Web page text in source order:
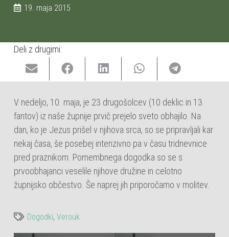
19. maja 2015
Deli z drugimi:
V nedeljo, 10. maja, je 23 drugošolcev (10 deklic in 13
fantov) iz naše župnije prvič prejelo sveto obhajilo. Na
dan, ko je Jezus prišel v njihova srca, so se pripravljali kar
nekaj časa, še posebej intenzivno pa v času tridnevnice
pred praznikom. Pomembnega dogodka so se s
prvoobhajanci veselile njihove družine in celotno
župnijsko občestvo. Še naprej jih priporočamo v molitev.
Dogodki,Verouk